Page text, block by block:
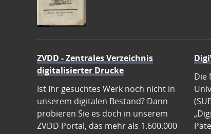
ZVDD - Zentrales Verzeichnis
digitalisierter Drucke
Ist Ihr gesuchtes Werk noch nicht in
unserem digitalen Bestand? Dann
probieren Sie es doch in unserem
ZVDD Portal, das mehr als 1.600.000
Die